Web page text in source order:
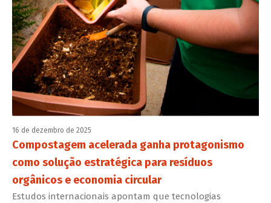
16 de dezembro de 2025
Compostagem acelerada ganha protagonismo
como solução estratégica para resíduos
orgânicos e economia circular
Estudos internacionais apontam que tecnologias